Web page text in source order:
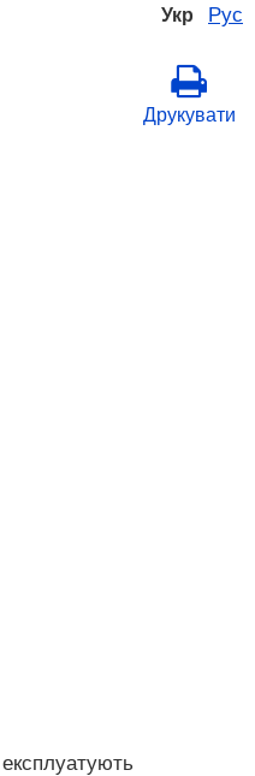
Укр Рус
Друкувати